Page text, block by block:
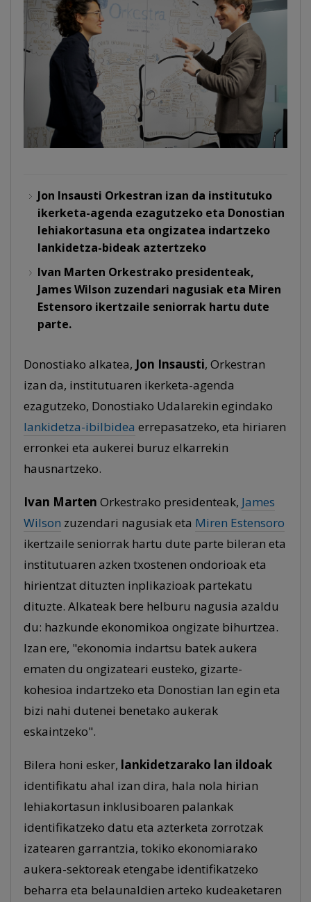
Jon Insausti Orkestran izan da institutuko
ikerketa-agenda ezagutzeko eta Donostian
lehiakortasuna eta ongizatea indartzeko
lankidetza-bideak aztertzeko
Ivan Marten Orkestrako presidenteak,
James Wilson zuzendari nagusiak eta Miren
Estensoro ikertzaile seniorrak hartu dute
parte.
Donostiako alkatea, Jon Insausti, Orkestran
izan da, institutuaren ikerketa-agenda
ezagutzeko, Donostiako Udalarekin egindako
lankidetza-ibilbidea errepasatzeko, eta hiriaren
erronkei eta aukerei buruz elkarrekin
hausnartzeko.
Ivan Marten Orkestrako presidenteak, James
Wilson zuzendari nagusiak eta Miren Estensoro
ikertzaile seniorrak hartu dute parte bileran eta
institutuaren azken txostenen ondorioak eta
hirientzat dituzten inplikazioak partekatu
dituzte. Alkateak bere helburu nagusia azaldu
du: hazkunde ekonomikoa ongizate bihurtzea.
Izan ere, "ekonomia indartsu batek aukera
ematen du ongizateari eusteko, gizarte-
kohesioa indartzeko eta Donostian lan egin eta
bizi nahi dutenei benetako aukerak
eskaintzeko".
Bilera honi esker, lankidetzarako lan ildoak
identifikatu ahal izan dira, hala nola hirian
lehiakortasun inklusiboaren palankak
identifikatzeko datu eta azterketa zorrotzak
izatearen garrantzia, tokiko ekonomiarako
aukera-sektoreak etengabe identifikatzeko
beharra eta belaunaldien arteko kudeaketaren